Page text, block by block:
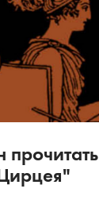
прочитать